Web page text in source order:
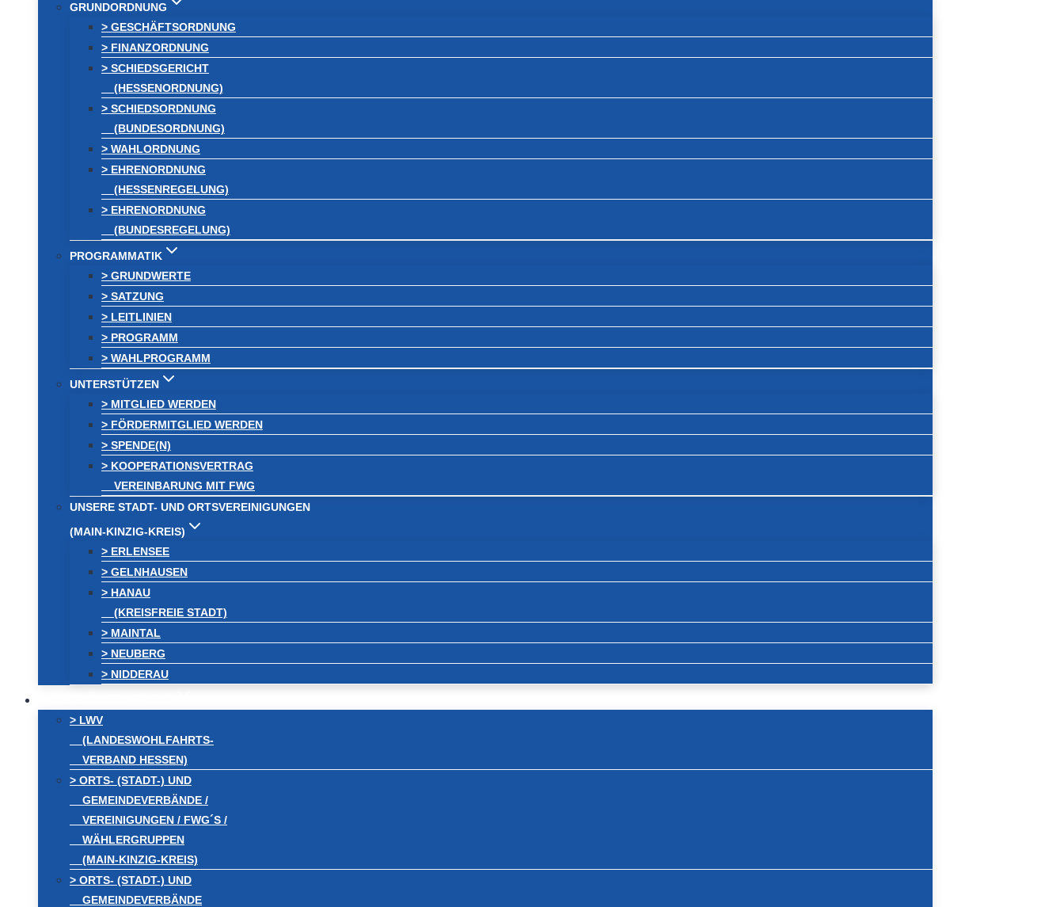
GRUNDORDNUNG
> GESCHÄFTSORDNUNG
> FINANZORDNUNG
> SCHIEDSGERICHT
(HESSENORDNUNG)
> SCHIEDSORDNUNG
(BUNDESORDNUNG)
> WAHLORDNUNG
> EHRENORDNUNG
(HESSENREGELUNG)
> EHRENORDNUNG
(BUNDESREGELUNG)
PROGRAMMATIK
> GRUNDWERTE
> SATZUNG
> LEITLINIEN
> PROGRAMM
> WAHLPROGRAMM
UNTERSTÜTZEN
> MITGLIED WERDEN
> FÖRDERMITGLIED WERDEN
> SPENDE(N)
> KOOPERATIONSVERTRAG
VEREINBARUNG MIT FWG
UNSERE STADT- UND ORTSVEREINIGUNGEN
(MAIN-KINZIG-KREIS)
> ERLENSEE
> GELNHAUSEN
> HANAU
(KREISFREIE STADT)
> MAINTAL
> NEUBERG
> NIDDERAU
> LWV
(LANDESWOHLFAHRTS-
VERBAND HESSEN)
> ORTS- (STADT-) UND
GEMEINDEVERBÄNDE /
VEREINIGUNGEN / FWG´S /
WÄHLERGRUPPEN
(MAIN-KINZIG-KREIS)
> ORTS- (STADT-) UND
GEMEINDEVERBÄNDE